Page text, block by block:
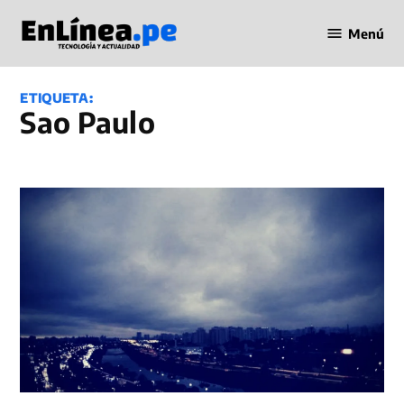
contenido
en Línea
Menú
ETIQUETA:
Sao Paulo